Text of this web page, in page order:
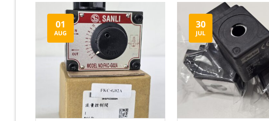
01
AUG
30
JUL